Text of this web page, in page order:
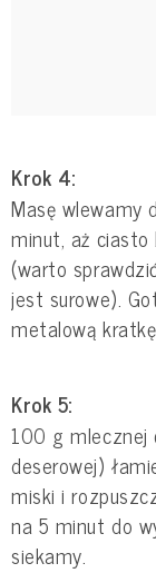
Krok 4:
Masę
minut, aż
(warto
jest surowe).
metalową
Krok 5:
100 g mlecznej
deserowej)
miski i
na 5 minut do
siekamy.